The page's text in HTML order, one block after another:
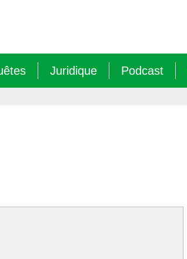
des OGM pour la santé ?
Juridique Podcast